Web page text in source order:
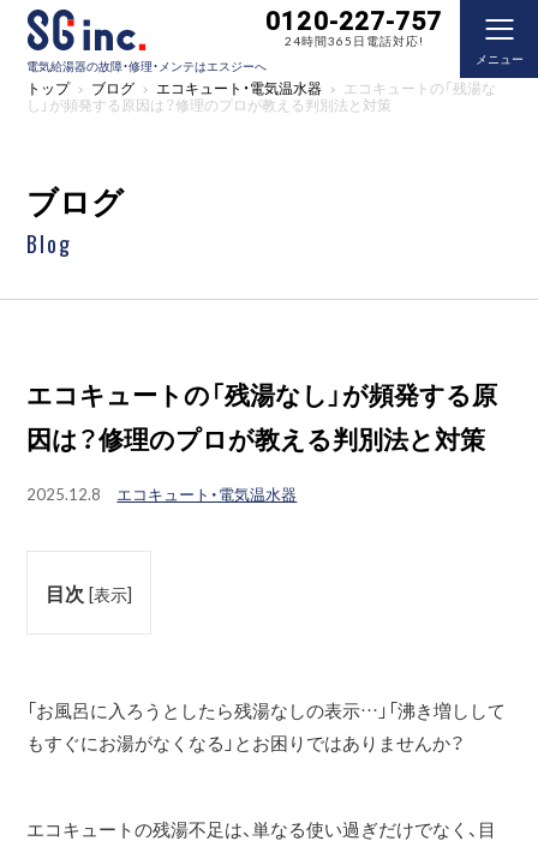
電気給湯器の故障・修理・メンテはエスジーへ
0120-227-757
24時間365日電話対応!
メニュー
トップ ブログ エコキュート・電気温水器 エコキュートの「残湯な
し」が頻発する原因は？修理のプロが教える判別法と対策
ブログ
Blog
エコキュートの「残湯なし」が頻発する原
因は？修理のプロが教える判別法と対策
2025.12.8 エコキュート・電気温水器
目次 [表示]
「お風呂に入ろうとしたら残湯なしの表示…」「沸き増しして
もすぐにお湯がなくなる」とお困りではありませんか？
エコキュートの残湯不足は、単なる使い過ぎだけでなく、目